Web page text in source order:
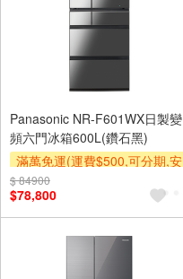
Panasonic NR-F601WX日製變
頻六門冰箱600L(鑽石黑)
滿萬免運(運費$500,可分期,安
裝跨區費另計,單品未滿1萬元
及使用6期以上分期0利率,需付
基本安裝運費)
$ 84900
$78,800